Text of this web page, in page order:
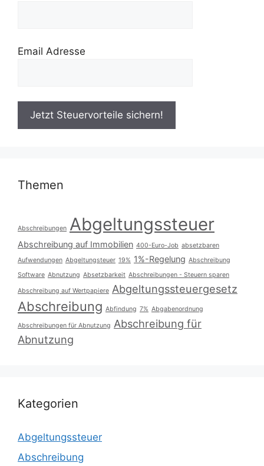
Email Adresse
Themen
Abschreibungen Abgeltungssteuer
Abschreibung auf Immobilien 400-Euro-Job absetzbaren
Aufwendungen Abgeltungsteuer 19% 1%-Regelung Abschreibung
Software Abnutzung Absetzbarkeit Abschreibungen - Steuern sparen
Abschreibung auf Wertpapiere Abgeltungssteuergesetz
Abschreibung Abfindung 7% Abgabenordnung
Abschreibungen für Abnutzung Abschreibung für
Abnutzung
Kategorien
Abgeltungssteuer
Abschreibung